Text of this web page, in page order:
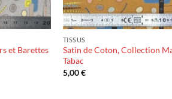
et Barettes
TISSUS
Satin de Coton, Collection
Tabac
5,00€